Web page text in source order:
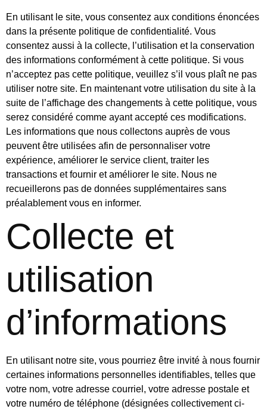
En utilisant le site, vous consentez aux conditions énoncées
dans la présente politique de confidentialité. Vous
consentez aussi à la collecte, l’utilisation et la conservation
des informations conformément à cette politique. Si vous
n’acceptez pas cette politique, veuillez s’il vous plaît ne pas
utiliser notre site. En maintenant votre utilisation du site à la
suite de l’affichage des changements à cette politique, vous
serez considéré comme ayant accepté ces modifications.
Les informations que nous collectons auprès de vous
peuvent être utilisées afin de personnaliser votre
expérience, améliorer le service client, traiter les
transactions et fournir et améliorer le site. Nous ne
recueillerons pas de données supplémentaires sans
préalablement vous en informer.
Collecte et
utilisation
d’informations
En utilisant notre site, vous pourriez être invité à nous fournir
certaines informations personnelles identifiables, telles que
votre nom, votre adresse courriel, votre adresse postale et
votre numéro de téléphone (désignées collectivement ci-